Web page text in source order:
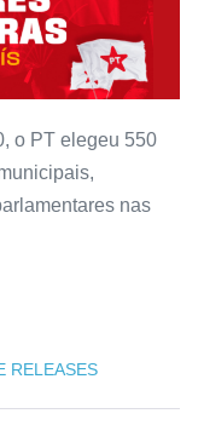
o PT elegeu 550
nas
RELEASES